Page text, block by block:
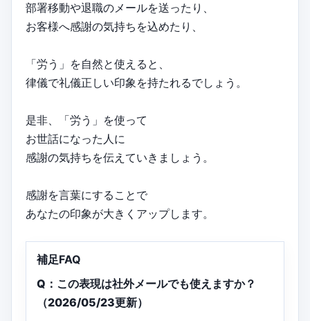
部署移動や退職のメールを送ったり、
お客様へ感謝の気持ちを込めたり、
「労う」を自然と使えると、
律儀で礼儀正しい印象を持たれるでしょう。
是非、「労う」を使って
お世話になった人に
感謝の気持ちを伝えていきましょう。
感謝を言葉にすることで
あなたの印象が大きくアップします。
補足FAQ
Q：この表現は社外メールでも使えますか？
（2026/05/23更新）